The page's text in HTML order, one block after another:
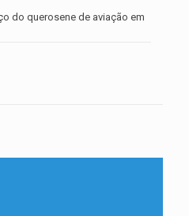
do querosene de aviação em